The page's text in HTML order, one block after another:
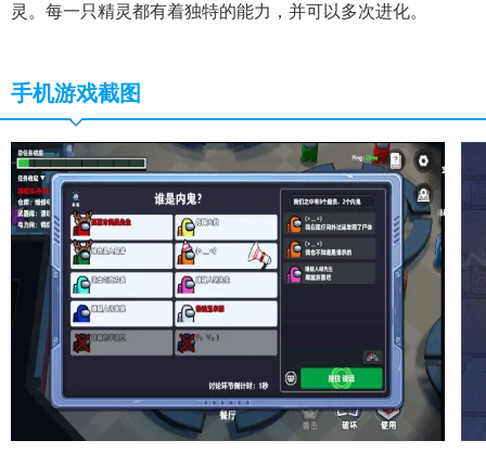
灵。每一只精灵都有着独特的能力，并可以多次进化。
手机游戏截图